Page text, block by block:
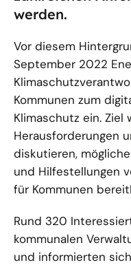
werden.
Vor diesem
September 2022
Kommunen zum
Klimaschutz ein. Ziel
Herausforderungen
diskutieren,
und Hilfestellungen
für Kommunen
Rund 320
kommunalen
und informierten